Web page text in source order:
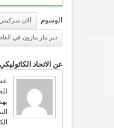
الوسوم : آلان سركيس
دير مار مارون في
عن الاتحاد